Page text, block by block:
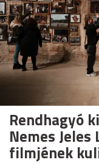
Rendhagyó
Nemes
filmjének